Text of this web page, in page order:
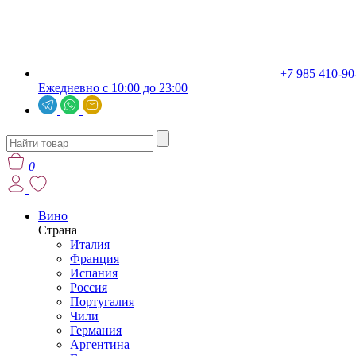
+7 985 410-
Ежедневно с 10:00 до 23:00
0
Вино
Страна
Италия
Франция
Испания
Россия
Португалия
Чили
Германия
Аргентина